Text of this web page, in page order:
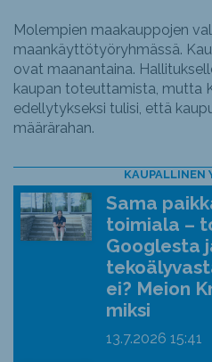
Molempien maakauppojen
maankäyttötyöryhmässä.
ovat maanantaina.
kaupan toteuttamista, mutta
edellytykseksi tulisi, että
määrärahan.
KAUPALLINEN
Sama
toimiala –
Googlesta
ei? Meion
miksi
13.7.2026 15:41